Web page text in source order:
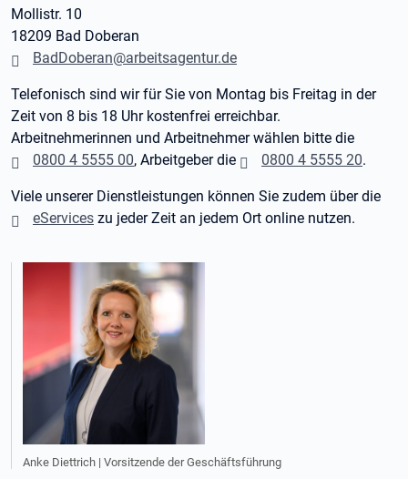
Mollistr. 10
18209 Bad Doberan
BadDoberan@arbeitsagentur.de
Telefonisch sind wir für Sie von Montag bis Freitag in der
Zeit von 8 bis 18 Uhr kostenfrei erreichbar.
Arbeitnehmerinnen und Arbeitnehmer wählen bitte die
0800 4 5555 00, Arbeitgeber die 0800 4 5555 20.
Viele unserer Dienstleistungen können Sie zudem über die
eServices zu jeder Zeit an jedem Ort online nutzen.
Anke Diettrich | Vorsitzende der Geschäftsführung